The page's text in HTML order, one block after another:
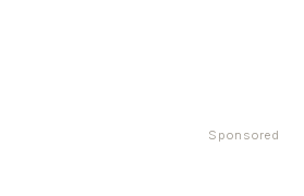
Sponsored